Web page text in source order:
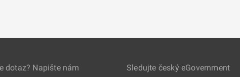
dotaz? Napište nám Sledujte český eGovernment